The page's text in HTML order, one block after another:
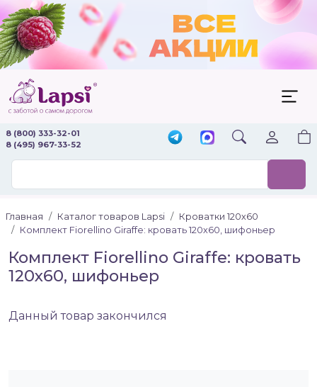
8 (800) 333-32-01
8 (495) 967-33-52
Главная Каталог товаров Lapsi
Кроватки 120х60
Комплект Fiorellino Giraffe: кровать 120х60, шифоньер
Комплект Fiorellino Giraffe: кровать
120х60, шифоньер
Данный товар закончился